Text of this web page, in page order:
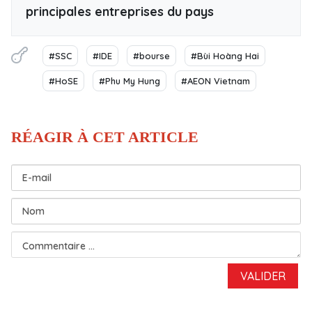
principales entreprises du pays
#SSC #IDE #bourse #Bùi Hoàng Hai
#HoSE #Phu My Hung #AEON Vietnam